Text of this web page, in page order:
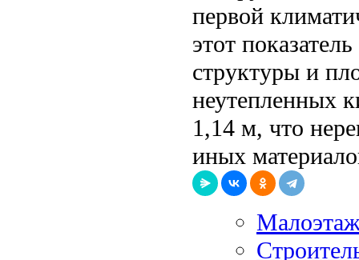
первой
этот
структуры и
неутепленных
1,14 м, что
иных